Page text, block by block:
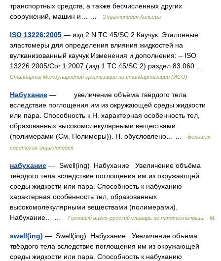
транспортных средств, а также бесчисленных других
сооружений, машин и… …
Энциклопедия Кольера
ISO 13226:2005 — изд.2 N TC 45/SC 2 Каучук. Эталонные
эластомеры для определения влияния жидкостей на
вулканизованный каучук Изменения и дополнения: – ISO
13226:2005/Cor.1:2007 (изд.1 TC 45/SC 2) раздел 83.060 …
Стандарты Международной организации по стандартизации (ИСО)
Набухание — увеличение объёма твёрдого тела
вследствие поглощения им из окружающей среды жидкости
или пара. Способность к Н. характерная особенность тел,
образованных высокомолекулярными веществами
(полимерами (См. Полимеры)). Н. обусловлено… …
Большая
советская энциклопедия
набухание — Swell(ing) Набухание Увеличение объёма
твёрдого тела вследствие поглощения им из окружающей
среды жидкости или пара. Способность к набуханию
характерная особенность тел, образованных
высокомолекулярными веществами (полимерами).
Набухание… …
Толковый англо-русский словарь по нанотехнологии. - М.
swell(ing) — Swell(ing) Набухание Увеличение объёма
твёрдого тела вследствие поглощения им из окружающей
среды жидкости или пара. Способность к набуханию